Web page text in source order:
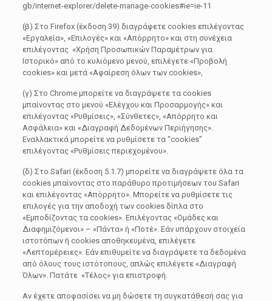
gb/internet-explorer/delete-manage-cookies#ie=ie-11
(β) Στο Firefox (έκδοση 39) διαγράφετε cookies επιλέγοντας
«Εργαλεία», «Επιλογές» και «Απόρρητο» και στη συνέχεια
επιλέγοντας «Χρήση Προσωπικών Παραμέτρων για
Ιστορικό» από το κυλιόμενο μενού, επιλέγετε «Προβολή
cookies» και μετά «Αφαίρεση όλων των cookies»,
(γ) Στο Chrome μπορείτε να διαγράψετε τα cookies
μπαίνοντας στο μενού «Ελέγχου και Προσαρμογής» και
επιλέγοντας «Ρυθμίσεις», «Σύνθετες», «Απόρρητο και
Ασφάλεια» και «Διαγραφή Δεδομένων Περιήγησης».
Εναλλακτικά μπορείτε να ρυθμίσετε τα “cookies”
επιλέγοντας «Ρυθμίσεις περιεχομένου».
(δ) Στο Safari (έκδοση 5.1.7) μπορείτε να διαγράψετε όλα τα
cookies μπαίνοντας στο παράθυρο προτιμήσεων του Safari
και επιλέγοντας «Απόρρητο». Μπορείτε να ρυθμίσετε τις
επιλογές για την αποδοχή των cookies δίπλα στο
«Εμποδίζοντας τα cookies». Επιλέγοντας «Ομάδες και
Διαφημιζόμενοι» – «Πάντα» ή «Ποτέ». Εάν υπάρχουν στοιχεία
ιστοτόπων ή cookies αποθηκευμένα, επιλέγετε
«Λεπτομέρειες». Εάν επιθυμείτε να διαγράψετε τα δεδομένα
από όλους τους ιστότοπους, απλώς επιλέγετε «Διαγραφή
Όλων». Πατάτε «Τέλος» για επιστροφή.
Αν έχετε αποφασίσει να μη δώσετε τη συγκατάθεσή σας για